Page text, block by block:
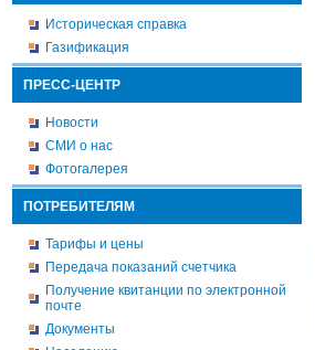
Историческая справка
Газификация
ПРЕСС-ЦЕНТР
Новости
СМИ о нас
Фотогалерея
ПОТРЕБИТЕЛЯМ
Тарифы и цены
Передача показаний счетчика
Получение квитанции по электронной
почте
Документы